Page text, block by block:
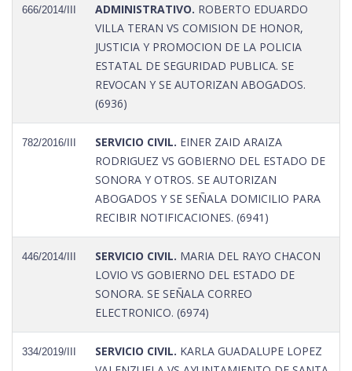
666/2014/III ADMINISTRATIVO. ROBERTO EDUARDO
VILLA TERAN VS COMISION DE HONOR,
JUSTICIA Y PROMOCION DE LA POLICIA
ESTATAL DE SEGURIDAD PUBLICA. SE
REVOCAN Y SE AUTORIZAN ABOGADOS.
(6936)
782/2016/III SERVICIO CIVIL. EINER ZAID ARAIZA
RODRIGUEZ VS GOBIERNO DEL ESTADO DE
SONORA Y OTROS. SE AUTORIZAN
ABOGADOS Y SE SEÑALA DOMICILIO PARA
RECIBIR NOTIFICACIONES. (6941)
446/2014/III SERVICIO CIVIL. MARIA DEL RAYO CHACON
LOVIO VS GOBIERNO DEL ESTADO DE
SONORA. SE SEÑALA CORREO
ELECTRONICO. (6974)
334/2019/III SERVICIO CIVIL. KARLA GUADALUPE LOPEZ